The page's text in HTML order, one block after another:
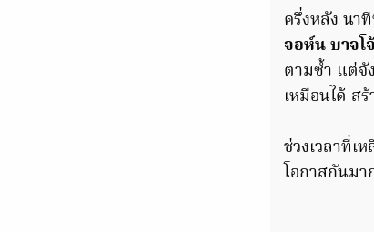
ครึ่งหลัง นา
จอห์น บาจโจ้
ตามซ้ำ แต่จั
เหมือนได้ ส
ช่วงเวลาที่เ
โอกาสกันมา